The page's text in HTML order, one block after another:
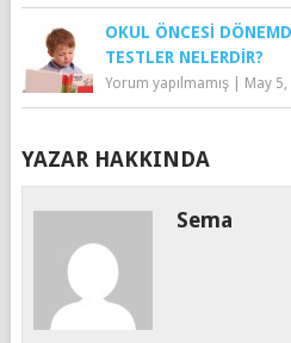
OKUL ÖNCESI
TESTLER NELERDIR?
Yorum yapılmamış| May 5,
YAZAR HAKKINDA
Sema